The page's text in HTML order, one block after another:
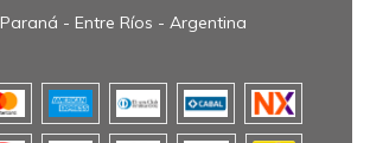
Paraná - Entre Ríos - Argentina